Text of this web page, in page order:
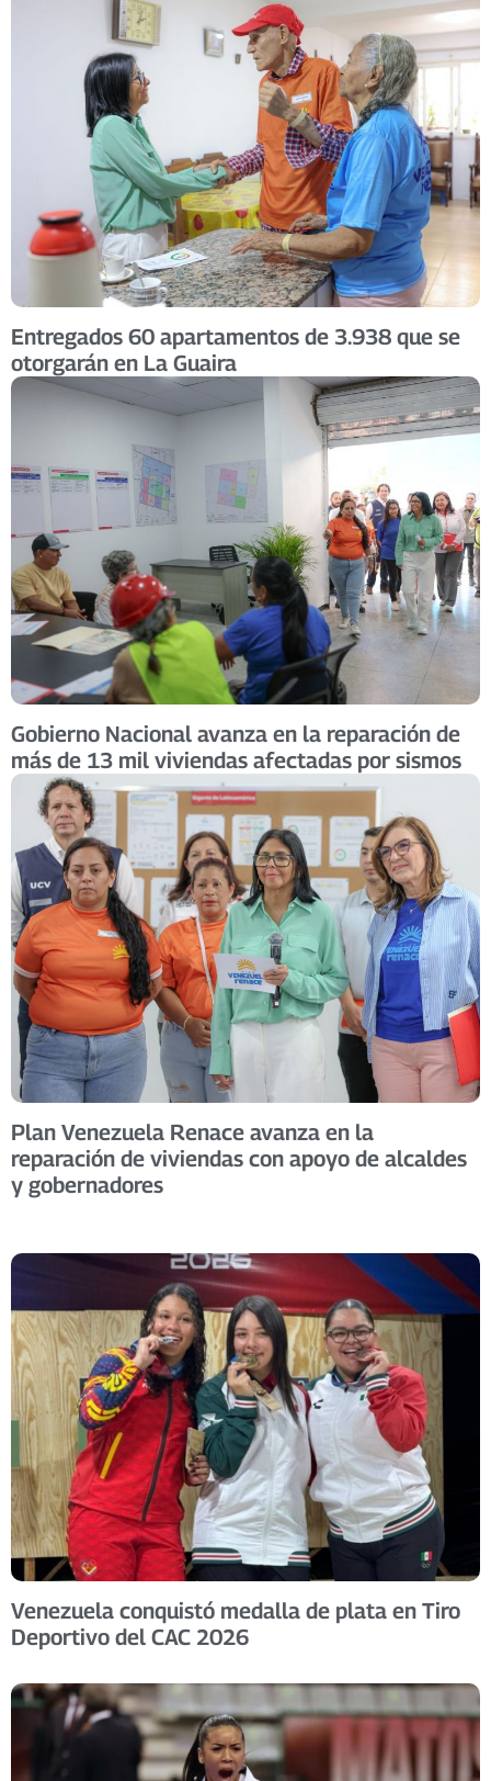
Entregados 60 apartamentos de 3.938 que se
otorgarán en La Guaira
Gobierno Nacional avanza en la reparación de
más de 13 mil viviendas afectadas por sismos
Plan Venezuela Renace avanza en la
reparación de viviendas con apoyo de alcaldes
y gobernadores
Venezuela conquistó medalla de plata en Tiro
Deportivo del CAC 2026